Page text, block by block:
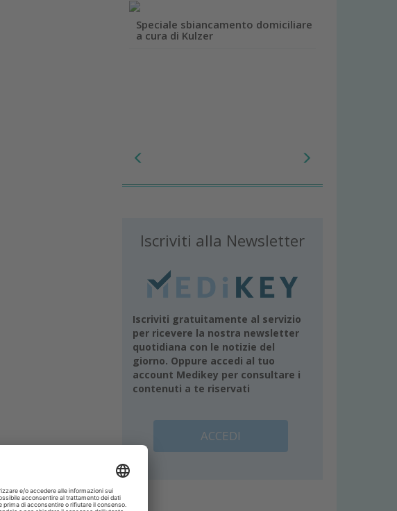
Speciale sbiancamento domiciliare
a cura di Kulzer
Iscriviti alla Newsletter
Iscriviti gratuitamente al servizio
per ricevere la nostra newsletter
quotidiana con le notizie del
giorno. Oppure accedi al tuo
account Medikey per consultare i
contenuti a te riservati
ACCEDI